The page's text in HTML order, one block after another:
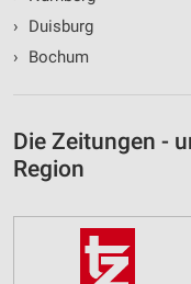
›
Duisburg
›
Bochum
Die Zeitungen -
Region